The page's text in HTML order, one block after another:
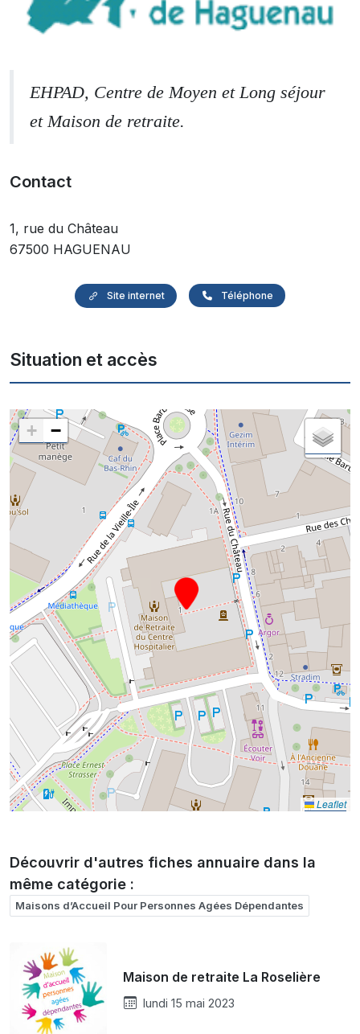
EHPAD, Centre de Moyen et Long séjour
et Maison de retraite.
Contact
1, rue du Château
67500 HAGUENAU
Site internet Téléphone
Situation et accès
+ −
Leaflet
Découvrir d'autres fiches annuaire dans la
même catégorie :
Maisons d’Accueil Pour Personnes Agées Dépendantes
Maison de retraite La Roselière
lundi 15 mai 2023